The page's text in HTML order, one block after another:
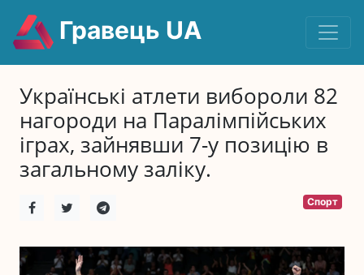
Гравець UA
Українські атлети вибороли 82
нагороди на Паралімпійських
іграх, зайнявши 7-у позицію в
загальному заліку.
Спорт